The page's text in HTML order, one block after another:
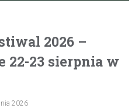
2026 –
22-23 sierpnia w
2026